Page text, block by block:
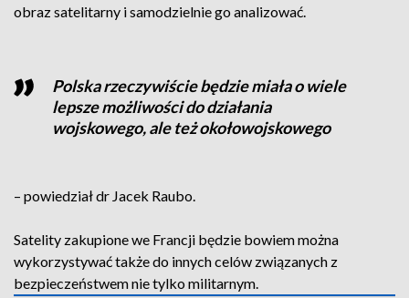
obraz satelitarny i samodzielnie go analizować.
Polska rzeczywiście będzie miała o wiele
lepsze możliwości do działania
wojskowego, ale też okołowojskowego
– powiedział dr Jacek Raubo.
Satelity zakupione we Francji będzie bowiem można
wykorzystywać także do innych celów związanych z
bezpieczeństwem nie tylko militarnym.